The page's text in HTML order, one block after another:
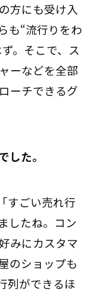
方にも受け入
も“流行りをわ
。そこで、ス
ーなどを全部
ーチできるグ
た。
すごい売れ行
したね。コン
みにカスタマ
のショップも
列ができるほ